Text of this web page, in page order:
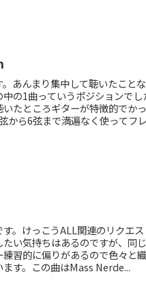
あんまり集中して聴いたこと
の1曲っていうポジションで
たところギターが特徴的でか
から6弦まで満遍なく使ってフ
す。けっこうALL関連のリクエ
い気持ちはあるのですが、同
習的に偏りがあるので色々と
ます。この曲はMass Nerde...